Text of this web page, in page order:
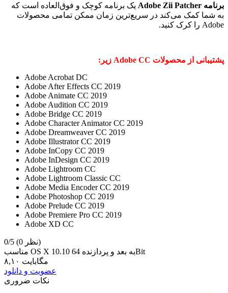
برنامه Adobe Zii Patcher
یک برنامه کوچک و فوق‌العاده است که
به شما کمک می‌کند در سریع‌ترین زمان ممکن تمامی محصولات
Adobe را کرک کنید.
پشتیبانی از محصولات Adobe CC زیر:
Adobe Acrobat DC
Adobe After Effects CC 2019
Adobe Animate CC 2019
Adobe Audition CC 2019
Adobe Bridge CC 2019
Adobe Character Animator CC 2019
Adobe Dreamweaver CC 2019
Adobe Illustrator CC 2019
Adobe InCopy CC 2019
Adobe InDesign CC 2019
Adobe Lightroom CC
Adobe Lightroom Classic CC
Adobe Media Encoder CC 2019
Adobe Photoshop CC 2019
Adobe Prelude CC 2019
Adobe Premiere Pro CC 2019
Adobe XD CC
0/5
(0 نظر)
مناسب OS X 10.10 به بعد و پردازنده 64Bit
۸,۱۰ مگابایت
عضویت و دانلود
نکات ضروری